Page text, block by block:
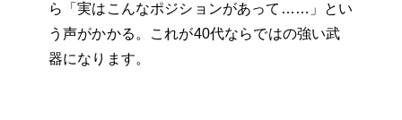
ら「実はこんなポジションがあって……」とい
う声がかかる。これが40代ならではの強い武
器になります。